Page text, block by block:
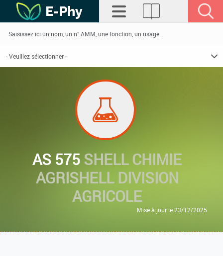
AS 575SHELL CHIMIE
AGRISHELL DIVISION
AGRICOLE
Mise à jour le 23/12/2025